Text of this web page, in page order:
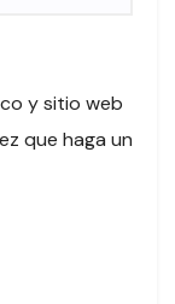
y sitio web
que haga un